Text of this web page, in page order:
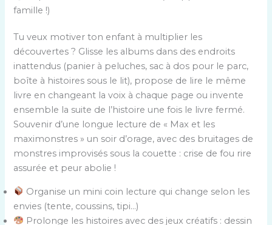
famille !)
Tu veux motiver ton enfant à multiplier les
découvertes ? Glisse les albums dans des endroits
inattendus (panier à peluches, sac à dos pour le parc,
boîte à histoires sous le lit), propose de lire le même
livre en changeant la voix à chaque page ou invente
ensemble la suite de l’histoire une fois le livre fermé.
Souvenir d’une longue lecture de « Max et les
maximonstres » un soir d’orage, avec des bruitages de
monstres improvisés sous la couette : crise de fou rire
assurée et peur abolie !
Organise un mini coin lecture qui change selon les
envies (tente, coussins, tipi…)
Prolonge les histoires avec des jeux créatifs : dessin